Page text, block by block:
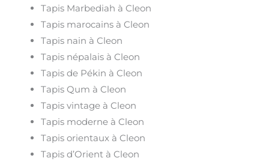
Tapis Marbediah à Cleon
Tapis marocains à Cleon
Tapis nain à Cleon
Tapis népalais à Cleon
Tapis de Pékin à Cleon
Tapis Qum à Cleon
Tapis vintage à Cleon
Tapis moderne à Cleon
Tapis orientaux à Cleon
Tapis d’Orient à Cleon